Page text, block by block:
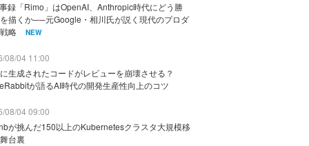
録「Rimo」はOpenAI、Anthropic時代にどう勝
描くか──元Google・相川氏が説く現代のプロダ
略
NEW
08/04 11:00
生成されたコードがレビューを崩壊させる？
が語るAI時代の開発生産性向上のコツ
08/04 09:00
が挑んだ150以上のKubernetesクラスタ大規模移
台裏